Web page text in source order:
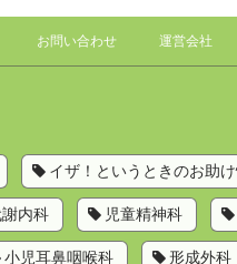
お問い合わせ 運営会社
イザ！というときのお助
内科 児童精神科
小児耳鼻咽喉科 形成外科